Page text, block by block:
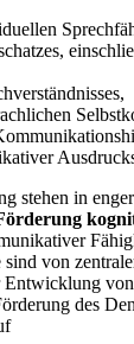
stehen in
von
Entwicklung von
des